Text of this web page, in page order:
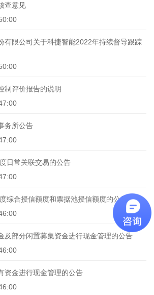
查意见
有限公司关于科捷智能2022年持续督导跟踪
制评价报告的说明
务所公告
日常关联交易的公告
综合授信额度和票据池授信额度的公告
及部分闲置募集资金进行现金管理的公告
资金进行现金管理的公告